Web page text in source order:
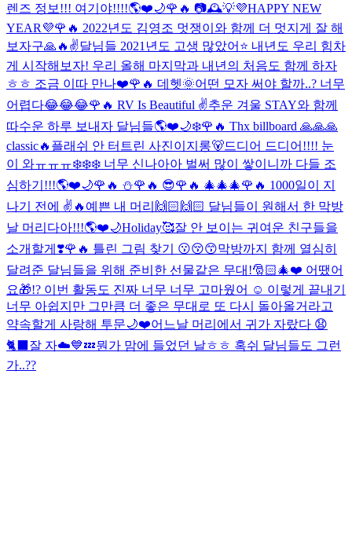
렌즈 정보!!! 여기야!!!!🌎❤️🌙🌹🔥 📷🕰💡💜HAPPY NEW
YEAR💜🌹🔥 2022년도 김영조 멋쟁이와 함께 더 멋지게 잘 해
보자구🙏🔥✌️달님들 2021년도 고생 많았어⭐️ 내년도 우리 힘차
게 시작해보자! 우리 올해 마지막과 내년의 처음도 함께 하자
ㅎㅎ 조금 이따 만나❤️🌹🔥 데헷🌞어떤 모자 써야 할까..? 너무
어렵다😂😂😂🌹🔥 RV Is Beautiful ✌️추운 겨울 STAY와 함께
따수운 하루 보내자 달님들🌎❤️🌙❄️🌹🔥 Thx billboard 🙏🙏🙏
classic🔥 플래쉬 안 터트린 사진이지롱🐻드디어 드디어!!!! 눈
이 와ㅠㅠㅠ❄️❄️❄️ 너무 신나아아 벌써 많이 쌓이니까 다들 조
심하기!!!🌎❤️🌙🌹🔥 ⛄️🌹🔥 😎🌹🔥 🎄🎄🎄🌹🔥 1000일이 지
나기 전에 ✌️🔥 예쁜 내 머리🙌🏻🙌🏻 달님들이 원해서 한 막방
날 머리다아!!!🌎❤️🌙Holiday🥰잘 안 보이는 귀여운 친구들을
소개할게❣️🌹🔥 틀린 그림 찾기 😗😚😙막방까지 함께 열심히
달려준 달님들을 위해 준비한 선물같은 무대!🎅🏻🎄❤️ 어땠어
요🎁!? 이번 활동도 진짜 너무 너무 고마웠어 ☺️ 이렇게 끝내기
너무 아쉽지만 그만큼 더 좋은 무대로 또 다시 돌아올거라고
약속할게 사랑해 투문🌙❤️어느날 머리에서 귀가 자랐다 😧
🐈‍⬛ 잘 자☁️💙💤뭔가 맘에 들었던 날ㅎㅎ 혹쉬 달님들도 그런
가..??